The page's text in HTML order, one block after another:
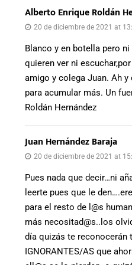
Alberto Enrique Roldán
20 de diciembre de 2021 at
Blanco y en botella pero
quieren ver ni
amigo y colega Juan. Ah
para acumular más. Un
Roldán Hernández
Juan Hernández Baraja
20 de diciembre de 2021 at
Pues nada que decir…ni
leerte pues que le
para el resto de l@s
más necositad@s..los
día quizás te reconocerán
IGNORANTES/AS que